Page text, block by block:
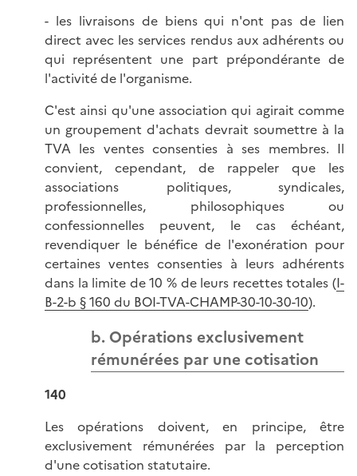
- les livraisons de biens qui n'ont pas de lien
direct avec les services rendus aux adhérents ou
qui représentent une part prépondérante de
l'activité de l'organisme.
C'est ainsi qu'une association qui agirait comme
un groupement d'achats devrait soumettre à la
TVA les ventes consenties à ses membres. Il
convient, cependant, de rappeler que les
associations politiques, syndicales,
professionnelles, philosophiques ou
confessionnelles peuvent, le cas échéant,
revendiquer le bénéfice de l'exonération pour
certaines ventes consenties à leurs adhérents
dans la limite de 10 % de leurs recettes totales (I-
B-2-b § 160 du BOI-TVA-CHAMP-30-10-30-10).
b. Opérations exclusivement
rémunérées par une cotisation
140
Les opérations doivent, en principe, être
exclusivement rémunérées par la perception
d'une cotisation statutaire.